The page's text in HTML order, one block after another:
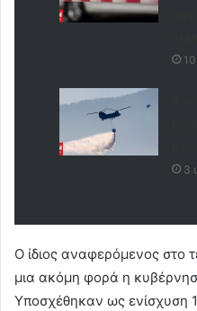
3
Ο ίδιος αναφερόμενος στο
μια ακόμη φορά η
Υποσχέθηκαν ως ενίσχυση